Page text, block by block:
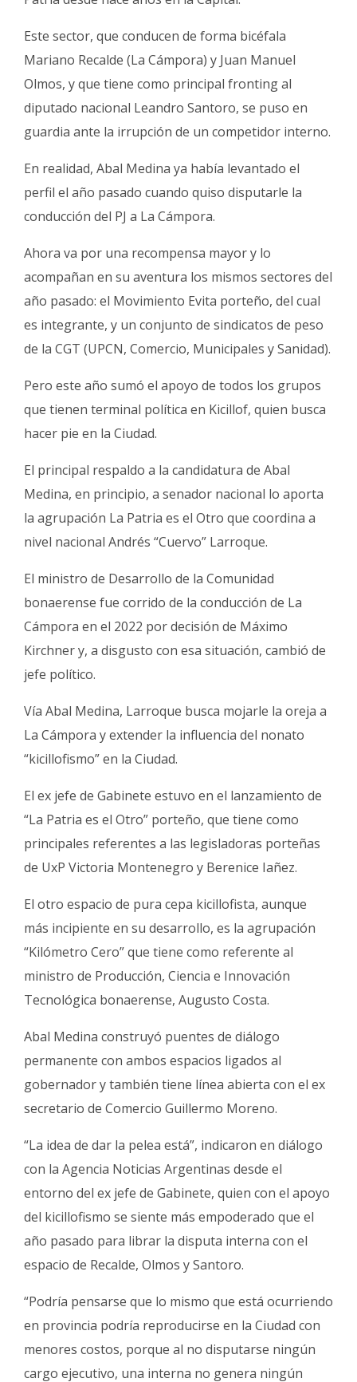
Este sector, que conducen de forma bicéfala
Mariano Recalde (La Cámpora) y Juan Manuel
Olmos, y que tiene como principal fronting al
diputado nacional Leandro Santoro, se puso en
guardia ante la irrupción de un competidor interno.
En realidad, Abal Medina ya había levantado el
perfil el año pasado cuando quiso disputarle la
conducción del PJ a La Cámpora.
Ahora va por una recompensa mayor y lo
acompañan en su aventura los mismos sectores del
año pasado: el Movimiento Evita porteño, del cual
es integrante, y un conjunto de sindicatos de peso
de la CGT (UPCN, Comercio, Municipales y Sanidad).
Pero este año sumó el apoyo de todos los grupos
que tienen terminal política en Kicillof, quien busca
hacer pie en la Ciudad.
El principal respaldo a la candidatura de Abal
Medina, en principio, a senador nacional lo aporta
la agrupación La Patria es el Otro que coordina a
nivel nacional Andrés “Cuervo” Larroque.
El ministro de Desarrollo de la Comunidad
bonaerense fue corrido de la conducción de La
Cámpora en el 2022 por decisión de Máximo
Kirchner y, a disgusto con esa situación, cambió de
jefe político.
Vía Abal Medina, Larroque busca mojarle la oreja a
La Cámpora y extender la influencia del nonato
“kicillofismo” en la Ciudad.
El ex jefe de Gabinete estuvo en el lanzamiento de
“La Patria es el Otro” porteño, que tiene como
principales referentes a las legisladoras porteñas
de UxP Victoria Montenegro y Berenice Iañez.
El otro espacio de pura cepa kicillofista, aunque
más incipiente en su desarrollo, es la agrupación
“Kilómetro Cero” que tiene como referente al
ministro de Producción, Ciencia e Innovación
Tecnológica bonaerense, Augusto Costa.
Abal Medina construyó puentes de diálogo
permanente con ambos espacios ligados al
gobernador y también tiene línea abierta con el ex
secretario de Comercio Guillermo Moreno.
“La idea de dar la pelea está”, indicaron en diálogo
con la Agencia Noticias Argentinas desde el
entorno del ex jefe de Gabinete, quien con el apoyo
del kicillofismo se siente más empoderado que el
año pasado para librar la disputa interna con el
espacio de Recalde, Olmos y Santoro.
“Podría pensarse que lo mismo que está ocurriendo
en provincia podría reproducirse en la Ciudad con
menores costos, porque al no disputarse ningún
cargo ejecutivo, una interna no genera ningún